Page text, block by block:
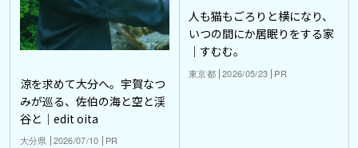
涼を求めて大分へ。宇賀なつ
みが巡る、佐伯の海と空と渓
谷と｜edit oita
大分県 2026/07/10 PR
人も猫もごろりと横になり、
いつの間にか居眠りをする家
｜すむむ。
東京都 2026/05/23 PR